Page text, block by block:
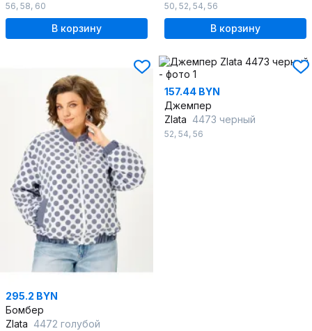
56, 58, 60
В корзину
50, 52, 54, 56
В корзину
295.2 BYN
Бомбер
Zlata 4472 голубой
157.44 BYN
Джемпер
Zlata 4473 черный
52, 54, 56